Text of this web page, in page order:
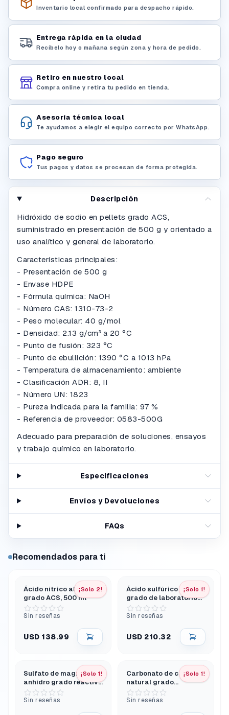
Inventario local confirmado para despacho rápido.
Entrega rápida en la ciudad
Recíbelo hoy o mañana según zona y hora de pedido.
Retiro en nuestro local
Compra online y retira tu pedido en tienda.
Asesoría técnica local
Te ayudamos a elegir el equipo correcto por WhatsApp.
Pago seguro
Tus pagos y datos se procesan de forma protegida.
Descripción
Hidróxido de sodio en pellets grado ACS,
suministrado en presentación de 500 g y orientado a
uso analítico y general de laboratorio.
Características principales:
- Presentación de 500 g
- Envase HDPE
- Fórmula química: NaOH
- Número CAS: 1310-73-2
- Peso molecular: 40 g/mol
- Densidad: 2.13 g/cm³ a 20 °C
- Punto de fusión: 323 °C
- Punto de ebullición: 1390 °C a 1013 hPa
- Temperatura de almacenamiento: ambiente
- Clasificación ADR: 8, II
- Número UN: 1823
- Pureza indicada para la familia: 97 %
- Referencia de proveedor: 0583-500G
Adecuado para preparación de soluciones, ensayos
y trabajo químico en laboratorio.
Especificaciones
Envíos y Devoluciones
FAQs
Recomendados para ti
¡Solo 2!
Ácido nítrico al 70%,
grado ACS, 500 ml
Sin reseñas
USD 138.99
¡Solo 1!
Ácido sulfúrico 1 M
grado de laboratorio
para análisis
cualitativo
Sin reseñas
USD 210.32
¡Solo 1!
Sulfato de magnesio
anhidro grado reactivo
500 g
Sin reseñas
¡Solo 1!
Carbonato de calcio
natural grado
laboratorio 500g
Sin reseñas